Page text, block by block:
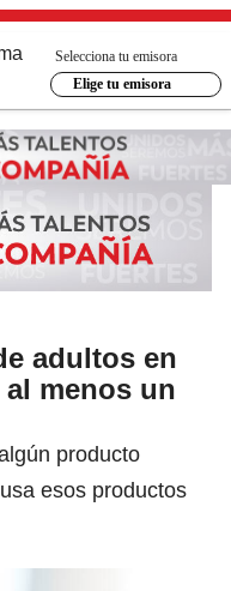
Selecciona tu emisora
Elige tu emisora
adultos en
menos un
producto
esos productos